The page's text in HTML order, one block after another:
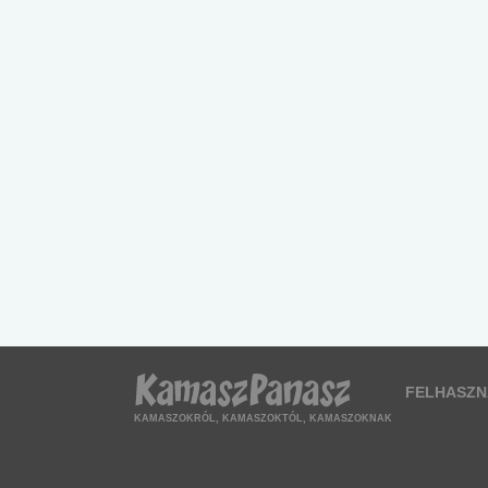
KAMASZOKRÓL, KAMASZOKTÓL, KAMASZOKNAK